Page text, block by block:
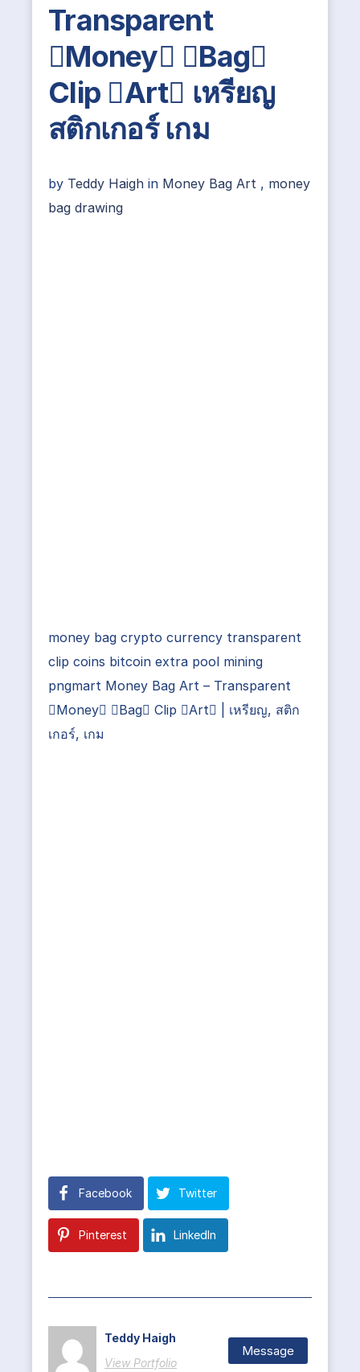
Transparent
Money Bag
Clip Art เหรียญ
สติกเกอร์ เกม
by Teddy Haigh in Money Bag Art , money
bag drawing
money bag crypto currency transparent
clip coins bitcoin extra pool mining
pngmart Money Bag Art – Transparent
Money Bag Clip Art | เหรียญ, สติก
เกอร์, เกม
Facebook Twitter
Pinterest LinkedIn
Teddy Haigh
View Portfolio
Message